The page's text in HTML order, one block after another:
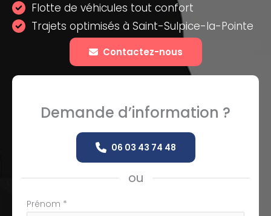
Flotte de véhicules tout confort
Trajets optimisés à Saint-Sulpice-la-Pointe
Contactez-nous
Demande d’information ?
06 03 43 74 48
ou
Formulaire
Prénom *